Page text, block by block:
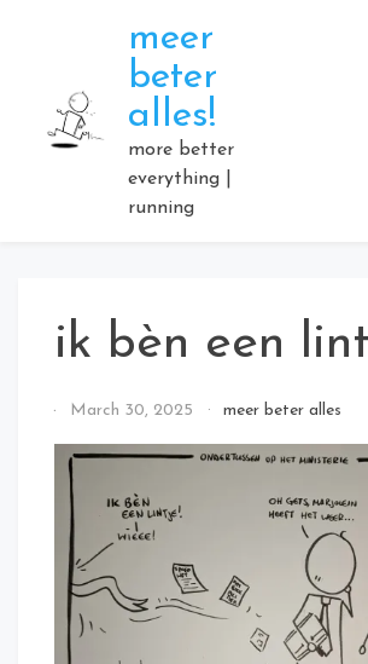
meer
beter
alles!
more better
everything |
running
ik bèn een
ByMarch 30, 2025 meer beter alles